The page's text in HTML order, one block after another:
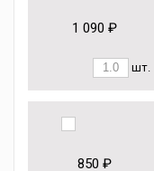
1 090 ₽
шт.
850 ₽